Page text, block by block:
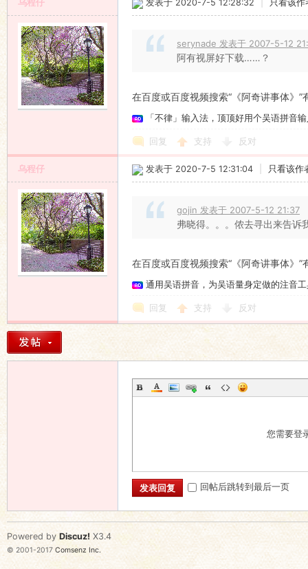
乌程仔 发表于 2020-7-5 12:28:32 只看该作
serynade 发表于 2007-5-12
阿有视屏好下载……？
在百度或百度视频搜索“《阿奇讲事体》”
「不律」输入法，顶顶好用个吴语拼音
回复 支持 反对
乌程仔 发表于 2020-7-5 12:31:04 只看该作
gojin 发表于 2007-5-12 21:37
弗晓得。。。侬去寻出来告诉
在百度或百度视频搜索“《阿奇讲事体》”
通用吴语拼音，为吴语量身定做的注音
回复 支持 反对
您需要登
发表回复 回帖后跳转到最后一页
Powered by Discuz! X3.4
© 2001-2017 Comsenz Inc.